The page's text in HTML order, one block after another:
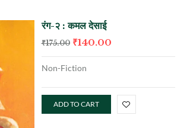
रंग-२ : कमल देसाई
₹175.00 ₹140.00
Non-Fiction
ADD TO CART